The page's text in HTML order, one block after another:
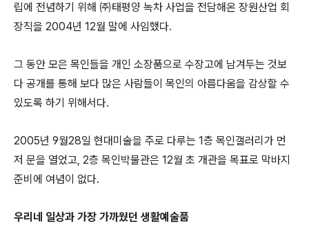
립에 전념하기 위해 ㈜태평양 녹차 사업을 전담해온 장원산업 회
장직을 2004년 12월 말에 사임했다.
그 동안 모은 목인들을 개인 소장품으로 수장고에 남겨두는 것보
다 공개를 통해 보다 많은 사람들이 목인의 아름다움을 감상할 수
있도록 하기 위해서다.
2005년 9월28일 현대미술을 주로 다루는 1층 목인갤러리가 먼
저 문을 열었고, 2층 목인박물관은 12월 초 개관을 목표로 막바지
준비에 여념이 없다.
우리네 일상과 가장 가까웠던 생활예술품